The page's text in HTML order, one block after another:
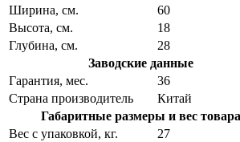
Ширина, см.
60
Высота, см.
18
Глубина, см.
28
Заводские данные
Гарантия, мес.
36
Страна производитель
Китай
Габаритные размеры и вес товара
Вес с упаковкой, кг.
27